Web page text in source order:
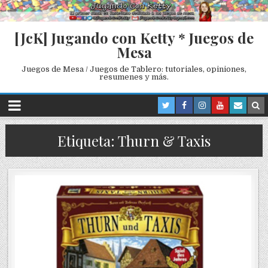
[JcK] Jugando con Ketty * Juegos de
Mesa
Juegos de Mesa / Juegos de Tablero: tutoriales, opiniones,
resumenes y más.
Etiqueta: Thurn & Taxis